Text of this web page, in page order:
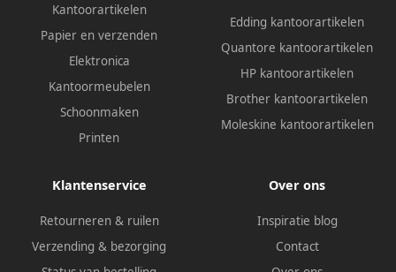
Kantoorartikelen
Papier en verzenden
Elektronica
Kantoormeubelen
Schoonmaken
Printen
Edding kantoorartikelen
Quantore kantoorartikelen
HP kantoorartikelen
Brother kantoorartikelen
Moleskine kantoorartikelen
Klantenservice
Retourneren & ruilen
Verzending & bezorging
Over ons
Inspiratie blog
Contact